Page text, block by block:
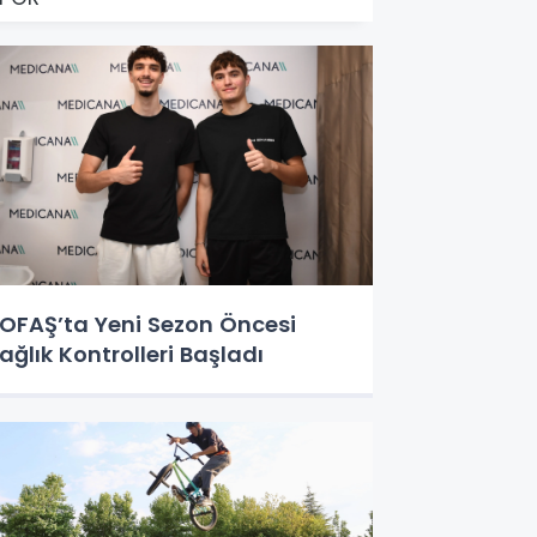
Yeni Sezon Öncesi
Kontrolleri Başladı